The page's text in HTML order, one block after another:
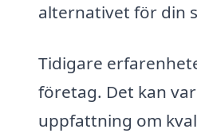
alternativet för din
Tidigare
företag. Det kan
uppfattning om